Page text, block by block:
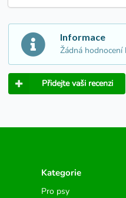
Informace
Žádná hodnocení
Přidejte vaši recenzi
Kategorie
Pro psy